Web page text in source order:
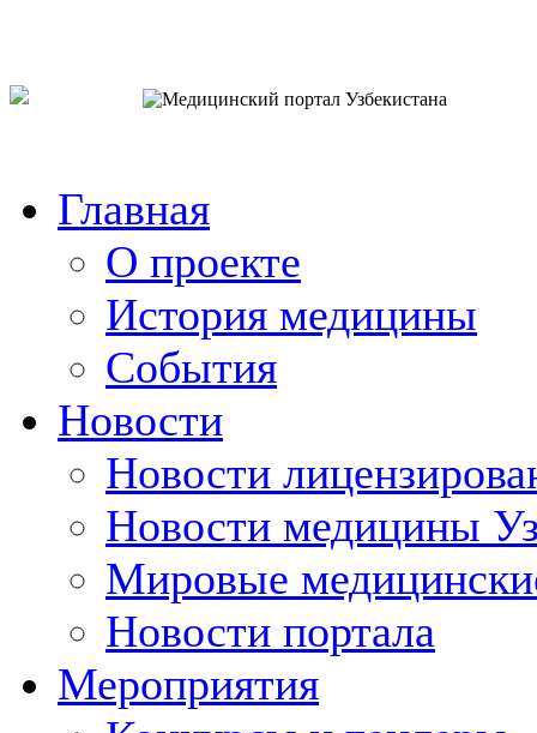
Главная
О проекте
История медицины
События
Новости
Новости
Новости медицины
Мировые
Новости портала
Мероприятия